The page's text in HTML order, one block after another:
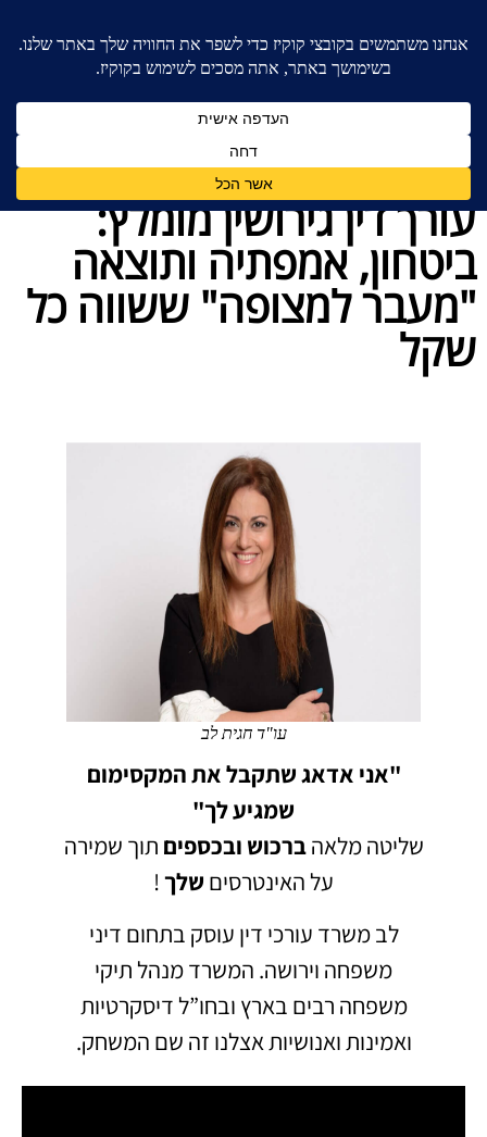
עורך דין גירושין מומלץ: ביטחון,
אמפתיה ותוצאה "מעבר למצופה" ששווה כל שקל
עורך דין גירושין מומלץ:
ביטחון, אמפתיה ותוצאה
"מעבר למצופה" ששווה כל
שקל
עו"ד חגית לב
"אני אדאג שתקבל את המקסימום
שמגיע לך"
שליטה מלאהברכוש ובכספים תוך שמירה
על האינטרסים שלך!
לב משרד עורכי דין עוסק בתחום דיני
משפחה וירושה. המשרד מנהל תיקי
משפחה רבים בארץ ובחו”ל דיסקרטיות
ואמינות ואנושיות אצלנו זה שם המשחק.